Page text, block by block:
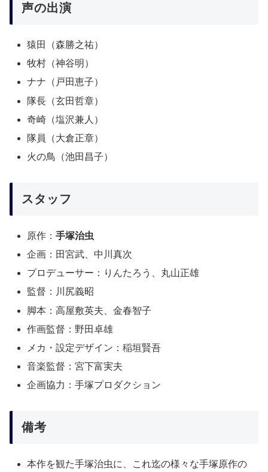
声の出演
猿田（森勝之祐）
牧村（神谷明）
ナナ（戸田恵子）
隊長（玄田哲章）
奇崎（塩沢兼人）
隊員（大倉正章）
火の鳥（池田昌子）
スタッフ
原作：手塚治虫
企画：田宮武、中川真次
プロデューサー：りんたろう、丸山正雄
監督：川尻義昭
脚本：高屋敷英夫、金春智子
作画監督：野田卓雄
メカ・設定デザイン：稲垣賢吾
音楽監督：宮下富実夫
企画協力：手塚プロダクション
備考
本作を観た手塚治虫に、これ迄の様々な手塚原作の